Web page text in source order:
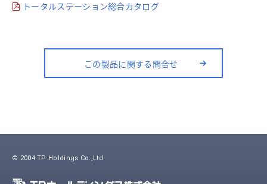
トータルステーション総合カタログ
この製品に関する問合せ
© 2004 TP Holdings Co.,Ltd.